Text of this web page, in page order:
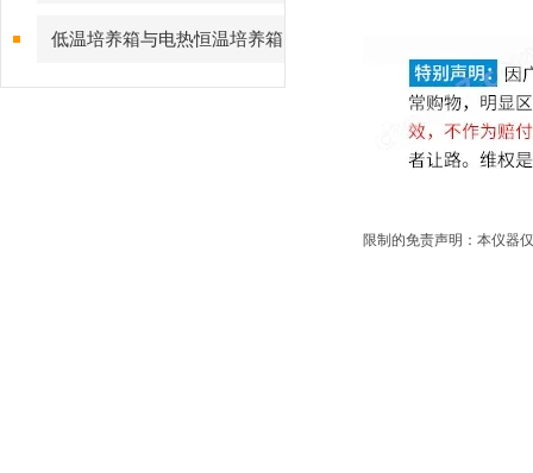
低温培养箱与电热恒温培养箱
的不同点
限制的免责声明：本仪器